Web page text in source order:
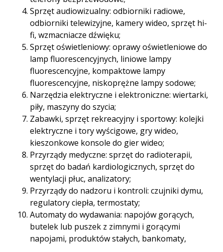
Sprzęt audiowizualny: odbiorniki radiowe,
odbiorniki telewizyjne, kamery wideo, sprzęt hi-
fi, wzmacniacze dźwięku;
Sprzęt oświetleniowy: oprawy oświetleniowe do
lamp fluorescencyjnych, liniowe lampy
fluorescencyjne, kompaktowe lampy
fluorescencyjne, niskoprężne lampy sodowe;
Narzędzia elektryczne i elektroniczne: wiertarki,
piły, maszyny do szycia;
Zabawki, sprzęt rekreacyjny i sportowy: kolejki
elektryczne i tory wyścigowe, gry wideo,
kieszonkowe konsole do gier wideo;
Przyrządy medyczne: sprzęt do radioterapii,
sprzęt do badań kardiologicznych, sprzęt do
wentylacji płuc, analizatory;
Przyrządy do nadzoru i kontroli: czujniki dymu,
regulatory ciepła, termostaty;
Automaty do wydawania: napojów gorących,
butelek lub puszek z zimnymi i gorącymi
napojami, produktów stałych, bankomaty,